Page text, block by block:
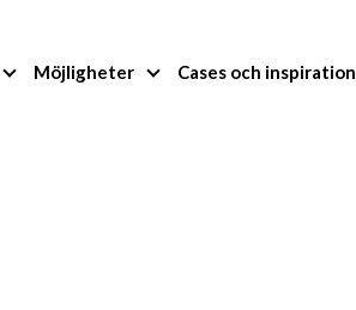
Möjligheter Cases och inspiration